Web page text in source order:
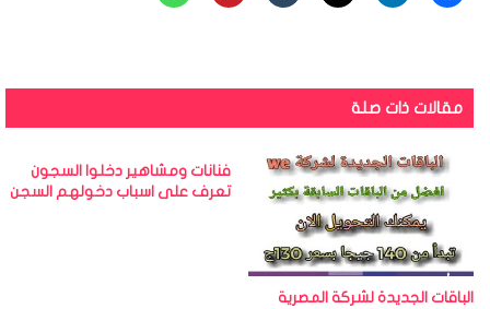
مقالات ذات صلة
الباقات الجديدة لشركة المصرية
فنانات ومشاهير دخلوا السجون
تعرف على اسباب دخولهم السجن